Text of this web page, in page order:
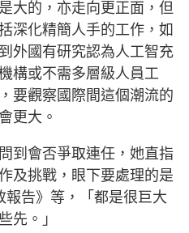
大的，亦走向更正面，但
深化精簡人手的工作，如
外國有研究認為人工智充
構或不需多層級人員工
要觀察國際間這個潮流的
更大。
到會否爭取連任，她直指
及挑戰，眼下要處理的是
報告》等，「都是很巨大
先。」